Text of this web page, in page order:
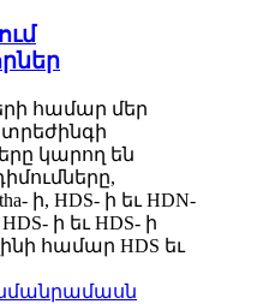
համար մեր
կարող են
ի, HDS- ի եւ HDN-
ի եւ HDS- ի
համար HDS եւ
մանրամասն